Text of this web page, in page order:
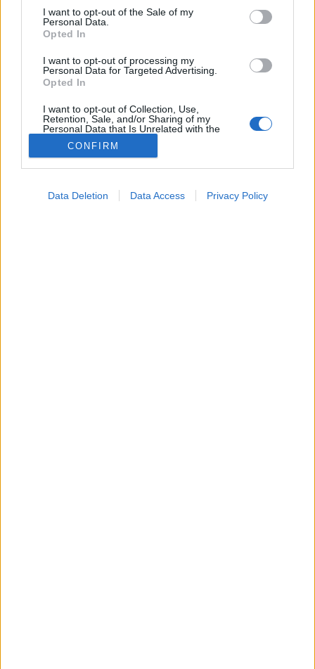
consent section.
I want to opt-out of the Sale of my
Personal Data.
Opted In
I want to opt-out of processing my
Personal Data for Targeted Advertising.
Opted In
I want to opt-out of Collection, Use,
Retention, Sale, and/or Sharing of my
Personal Data that Is Unrelated with the
Purposes for which it was collected.
Opted Out
CONFIRM
Data Deletion Data Access Privacy Policy
Táplálkozás
2026. május 05. 14:34